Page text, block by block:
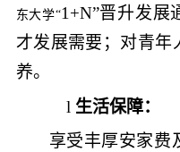
东大学“1+N”晋升发展
才发展需要；对青年
养。
l 生活保障：
享受丰厚安家费